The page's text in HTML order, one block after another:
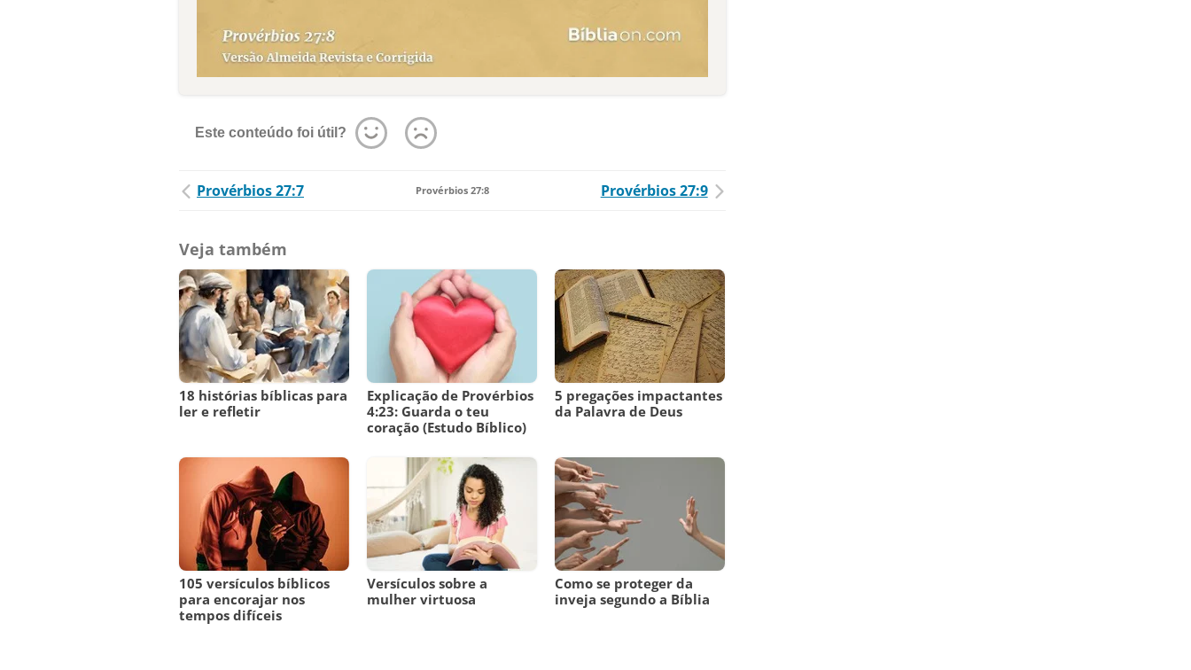
Este conteúdo foi útil?
Provérbios 27:7 Provérbios 27:8 Provérbios 27:9
Veja também
18 histórias bíblicas para
ler e refletir
Explicação de Provérbios
4:23: Guarda o teu
coração (Estudo Bíblico)
5 pregações impactantes
da Palavra de Deus
105 versículos bíblicos
para encorajar nos
tempos difíceis
Versículos sobre a
mulher virtuosa
Como se proteger da
inveja segundo a Bíblia